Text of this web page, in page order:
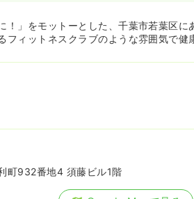
！」をモットーとした、千葉市若葉区
フィットネスクラブのような雰囲気で健
町932番地4 須藤ビル1階